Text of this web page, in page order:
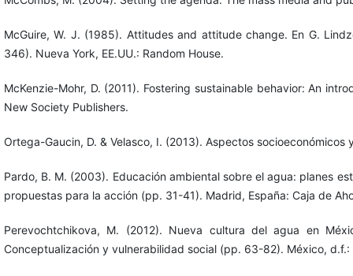
McGuire, W. J. (1985). Attitudes and attitude change. En G.
346). Nueva York, EE.UU.: Random House.
McKenzie-Mohr, D. (2011). Fostering sustainable behavior: An
New Society Publishers.
Ortega-Gaucin, D. & Velasco, I. (2013). Aspectos
Pardo, B. M. (2003). Educación ambiental sobre el agua: planes
propuestas para la acción (pp. 31-41). Madrid, España: Caja de
Perevochtchikova, M. (2012). Nueva cultura del agua en
Conceptualización y vulnerabilidad social (pp. 63-82). México,